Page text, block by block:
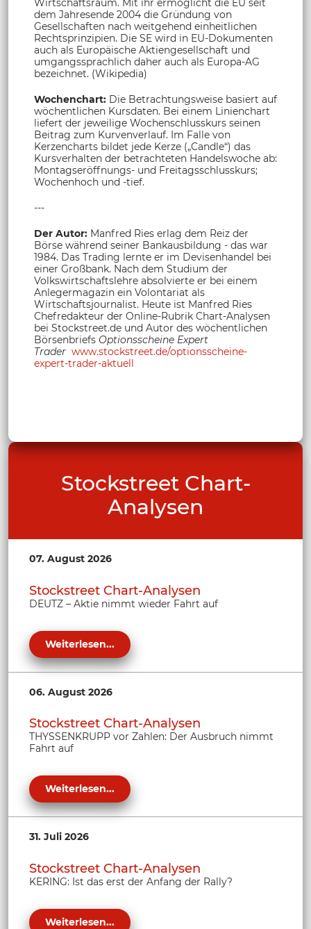
Wirtschaftsraum. Mit ihr ermöglicht die EU seit
dem Jahresende 2004 die Gründung von
Gesellschaften nach weitgehend einheitlichen
Rechtsprinzipien. Die SE wird in EU-Dokumenten
auch als Europäische Aktiengesellschaft und
umgangssprachlich daher auch als Europa-AG
bezeichnet. (Wikipedia)
Wochenchart: Die Betrachtungsweise basiert auf
wöchentlichen Kursdaten. Bei einem Linienchart
liefert der jeweilige Wochenschlusskurs seinen
Beitrag zum Kurvenverlauf. Im Falle von
Kerzencharts bildet jede Kerze („Candle“) das
Kursverhalten der betrachteten Handelswoche ab:
Montagseröffnungs- und Freitagsschlusskurs;
Wochenhoch und -tief.
---
Der Autor: Manfred Ries erlag dem Reiz der
Börse während seiner Bankausbildung - das war
1984. Das Trading lernte er im Devisenhandel bei
einer Großbank. Nach dem Studium der
Volkswirtschaftslehre absolvierte er bei einem
Anlegermagazin ein Volontariat als
Wirtschaftsjournalist. Heute ist Manfred Ries
Chefredakteur der Online-Rubrik Chart-Analysen
bei Stockstreet.de und Autor des wöchentlichen
Börsenbriefs Optionsscheine Expert
Trader www.stockstreet.de/optionsscheine-
expert-trader-aktuell
Stockstreet Chart-
Analysen
07. August 2026
Stockstreet Chart-Analysen
DEUTZ – Aktie nimmt wieder Fahrt auf
Weiterlesen...
06. August 2026
Stockstreet Chart-Analysen
THYSSENKRUPP vor Zahlen: Der Ausbruch nimmt
Fahrt auf
Weiterlesen...
31. Juli 2026
Stockstreet Chart-Analysen
KERING: Ist das erst der Anfang der Rally?
Weiterlesen...